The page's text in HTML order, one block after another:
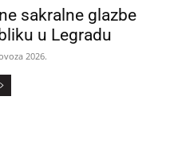
sakralne glazbe
u Legradu
2026.